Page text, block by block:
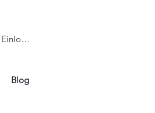
Einloggen
Blog